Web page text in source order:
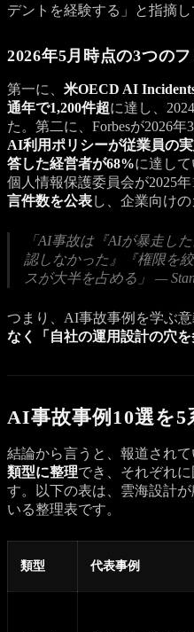
デントを経験する」と指摘し
2026年5月時点の3つのフ
第一に、 米OECD AI
通年で1,200件超に達し、
た。第二に、Forbesが2026
AI利用ポリシーが従業員の
答した経営者が68%に達し
個人情報保護委員会が2025年
言件数を公表し、企業向け
「AI事故は『AIが暴走し
認しなかった』『権限を
スが大半を占める」 —
つまり、AI事故事例を学ぶ
なく「自社の運用設計の穴を
AI事故事例10選を5
結論から言うと、報道され
類型に整理でき、それぞれ
す。以下の表は、雲海設計
いる整理表です。
類型 代表事例